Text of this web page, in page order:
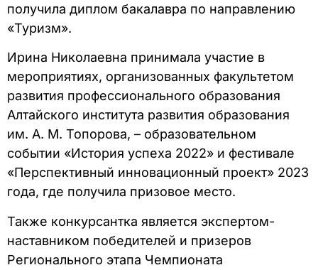
получила диплом бакалавра по направлению
«Туризм».
Ирина Николаевна принимала участие в
мероприятиях, организованных факультетом
развития профессионального образования
Алтайского института развития образования
им. А. М. Топорова, – образовательном
событии «История успеха 2022» и фестивале
«Перспективный инновационный проект» 2023
года, где получила призовое место.
Также конкурсантка является экспертом-
наставником победителей и призеров
Регионального этапа Чемпионата